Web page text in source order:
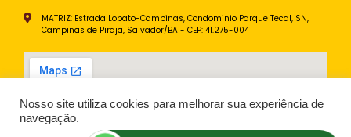
MATRIZ: Estrada Lobato-Campinas, Condominio Parque Tecal, SN,
Campinas de Piraja, Salvador/BA - CEP: 41.275-004
Nosso site utiliza cookies para melhorar sua experiência de
navegação.